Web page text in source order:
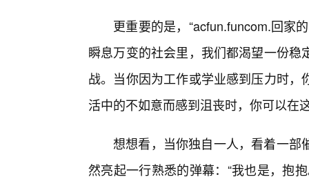
更重要的是，“acfun.funcom.回家
瞬息万变的社会里，我们都渴望一份
战。当你因为工作或学业感到压力时
活中的不如意而感到沮丧时，你可以在
想想看，当你独自一人，看着一部
然亮起一行熟悉的弹幕：“我也是，抱